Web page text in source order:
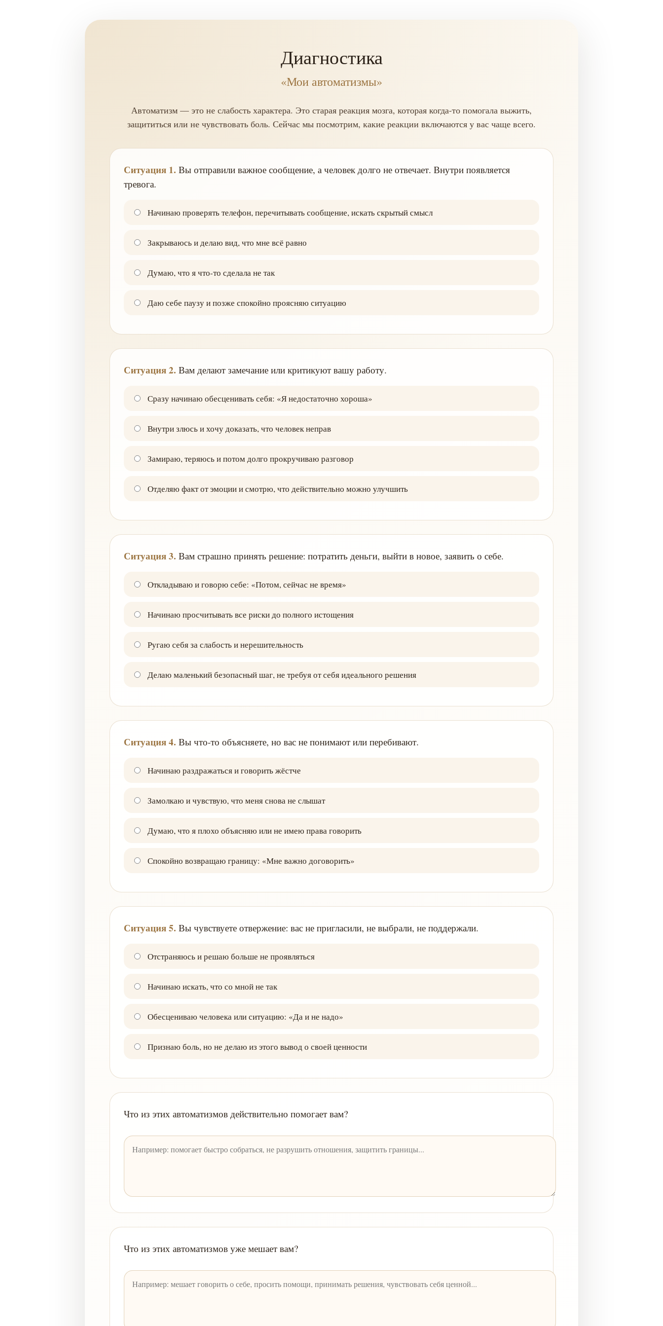
Диагностика
«Мои автоматизмы»
Автоматизм — это не слабость характера. Это старая реакция мозга, которая когда-то помогала выжить,
защититься или не чувствовать боль. Сейчас мы посмотрим, какие реакции включаются у вас чаще всего.
Ситуация 1. Вы отправили важное сообщение, а человек долго не отвечает. Внутри появляется
тревога.
Начинаю проверять телефон, перечитывать сообщение, искать скрытый смысл
Закрываюсь и делаю вид, что мне всё равно
Думаю, что я что-то сделала не так
Даю себе паузу и позже спокойно проясняю ситуацию
Ситуация 2. Вам делают замечание или критикуют вашу работу.
Сразу начинаю обесценивать себя: «Я недостаточно хороша»
Внутри злюсь и хочу доказать, что человек неправ
Замираю, теряюсь и потом долго прокручиваю разговор
Отделяю факт от эмоции и смотрю, что действительно можно улучшить
Ситуация 3. Вам страшно принять решение: потратить деньги, выйти в новое, заявить о себе.
Откладываю и говорю себе: «Потом, сейчас не время»
Начинаю просчитывать все риски до полного истощения
Ругаю себя за слабость и нерешительность
Делаю маленький безопасный шаг, не требуя от себя идеального решения
Ситуация 4. Вы что-то объясняете, но вас не понимают или перебивают.
Начинаю раздражаться и говорить жёстче
Замолкаю и чувствую, что меня снова не слышат
Думаю, что я плохо объясняю или не имею права говорить
Спокойно возвращаю границу: «Мне важно договорить»
Ситуация 5. Вы чувствуете отвержение: вас не пригласили, не выбрали, не поддержали.
Отстраняюсь и решаю больше не проявляться
Начинаю искать, что со мной не так
Обесцениваю человека или ситуацию: «Да и не надо»
Признаю боль, но не делаю из этого вывод о своей ценности
Что из этих автоматизмов действительно помогает вам?
Что из этих автоматизмов уже мешает вам?